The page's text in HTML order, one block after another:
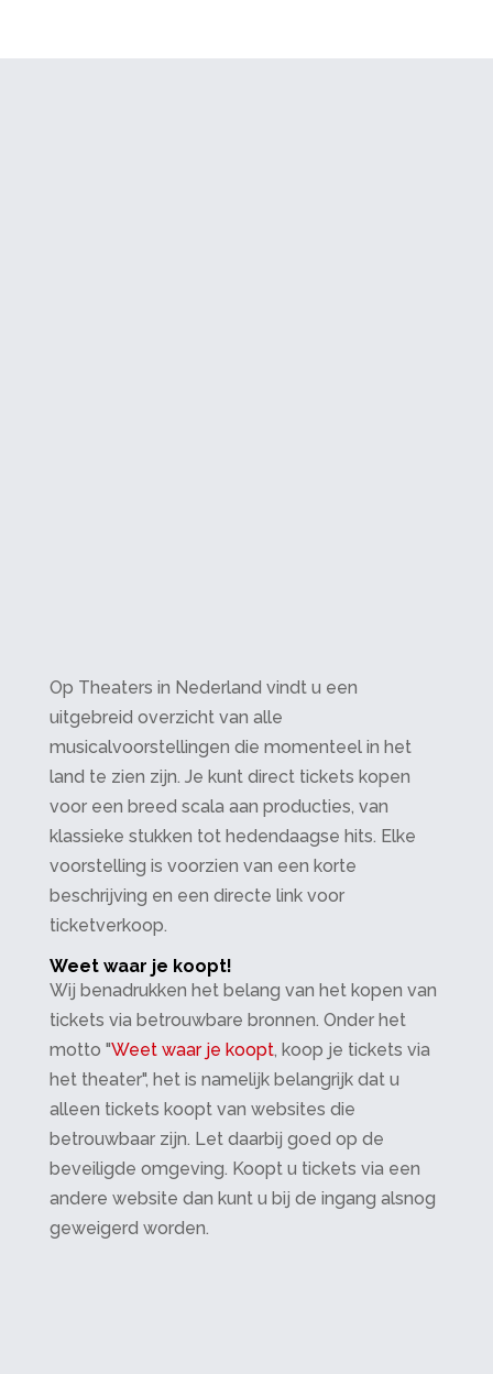
Op Theaters in Nederland vindt u een
uitgebreid overzicht van alle
musicalvoorstellingen die momenteel in het
land te zien zijn. Je kunt direct tickets kopen
voor een breed scala aan producties, van
klassieke stukken tot hedendaagse hits. Elke
voorstelling is voorzien van een korte
beschrijving en een directe link voor
ticketverkoop.
Weet waar je koopt!
Wij benadrukken het belang van het kopen van
tickets via betrouwbare bronnen. Onder het
motto "Weet waar je koopt, koop je tickets via
het theater", het is namelijk belangrijk dat u
alleen tickets koopt van websites die
betrouwbaar zijn. Let daarbij goed op de
beveiligde omgeving. Koopt u tickets via een
andere website dan kunt u bij de ingang alsnog
geweigerd worden.